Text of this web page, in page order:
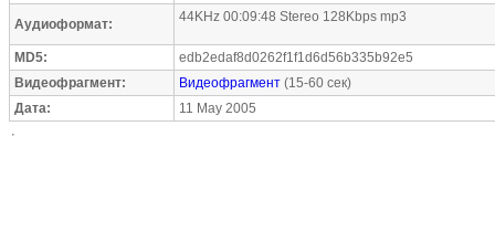
Аудиоформат: 44KHz 00:09:48 Stereo 128Kbps mp3
MD5:
edb2edaf8d0262f1f1d6d56b335b92e5
Видеофрагмент:
Видеофрагмент (15-60 сек)
Дата:
11 May 2005